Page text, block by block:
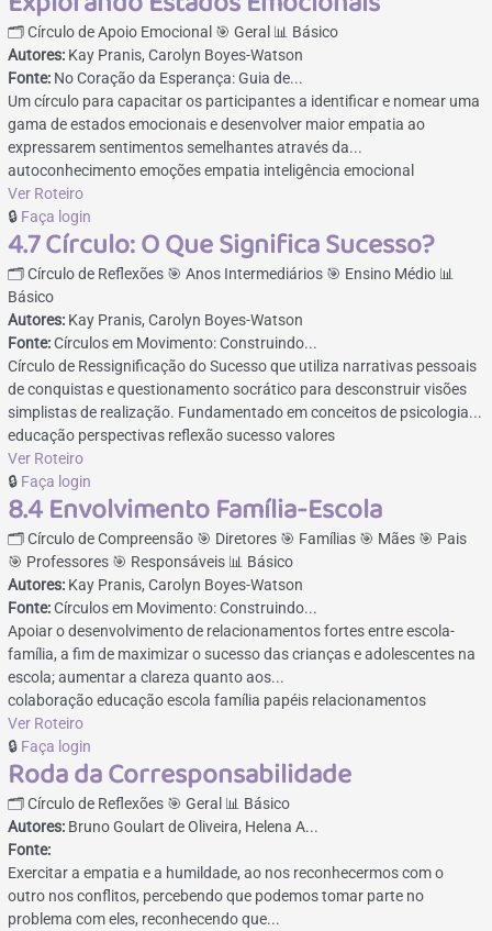
🗂️ Círculo de Apoio Emocional 🎯 Geral 📊 Básico
Autores: Kay Pranis, Carolyn Boyes-Watson
Fonte: No Coração da Esperança: Guia de...
Um círculo para capacitar os participantes a identificar e nomear uma
gama de estados emocionais e desenvolver maior empatia ao
expressarem sentimentos semelhantes através da...
autoconhecimento emoções empatia inteligência emocional
Ver Roteiro
🔒 Faça login
4.7 Círculo: O Que Significa Sucesso?
🗂️ Círculo de Reflexões 🎯 Anos Intermediários 🎯 Ensino Médio 📊
Básico
Autores: Kay Pranis, Carolyn Boyes-Watson
Fonte: Círculos em Movimento: Construindo...
Círculo de Ressignificação do Sucesso que utiliza narrativas pessoais
de conquistas e questionamento socrático para desconstruir visões
simplistas de realização. Fundamentado em conceitos de psicologia...
educação perspectivas reflexão sucesso valores
Ver Roteiro
🔒 Faça login
8.4 Envolvimento Família-Escola
🗂️ Círculo de Compreensão 🎯 Diretores 🎯 Famílias 🎯 Mães 🎯 Pais
🎯 Professores 🎯 Responsáveis 📊 Básico
Autores: Kay Pranis, Carolyn Boyes-Watson
Fonte: Círculos em Movimento: Construindo...
Apoiar o desenvolvimento de relacionamentos fortes entre escola-
família, a fim de maximizar o sucesso das crianças e adolescentes na
escola; aumentar a clareza quanto aos...
colaboração educação escola família papéis relacionamentos
Ver Roteiro
🔒 Faça login
Roda da Corresponsabilidade
🗂️ Círculo de Reflexões 🎯 Geral 📊 Básico
Autores: Bruno Goulart de Oliveira, Helena A...
Fonte:
Exercitar a empatia e a humildade, ao nos reconhecermos com o
outro nos conflitos, percebendo que podemos tomar parte no
problema com eles, reconhecendo que...